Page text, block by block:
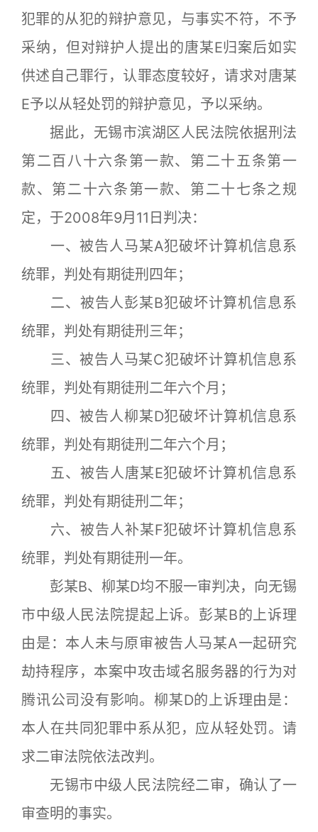
犯罪的从犯的辩护意见，与事实不符，不予
采纳，但对辩护人提出的唐某E归案后如实
供述自己罪行，认罪态度较好，请求对唐某
E予以从轻处罚的辩护意见，予以采纳。
据此，无锡市滨湖区人民法院依据刑法
第二百八十六条第一款、第二十五条第一
款、第二十六条第一款、第二十七条之规
定，于2008年9月11日判决：
一、被告人马某A犯破坏计算机信息系
统罪，判处有期徒刑四年；
二、被告人彭某B犯破坏计算机信息系
统罪，判处有期徒刑三年；
三、被告人马某C犯破坏计算机信息系
统罪，判处有期徒刑二年六个月；
四、被告人柳某D犯破坏计算机信息系
统罪，判处有期徒刑二年六个月；
五、被告人唐某E犯破坏计算机信息系
统罪，判处有期徒刑二年；
六、被告人补某F犯破坏计算机信息系
统罪，判处有期徒刑一年。
彭某B、柳某D均不服一审判决，向无锡
市中级人民法院提起上诉。彭某B的上诉理
由是：本人未与原审被告人马某A一起研究
劫持程序，本案中攻击域名服务器的行为对
腾讯公司没有影响。柳某D的上诉理由是：
本人在共同犯罪中系从犯，应从轻处罚。请
求二审法院依法改判。
无锡市中级人民法院经二审，确认了一
审查明的事实。